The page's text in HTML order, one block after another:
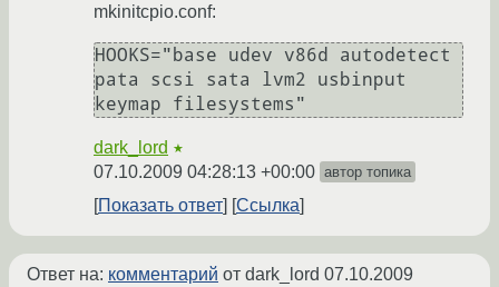
mkinitcpio.conf:
HOOKS="base udev v86d autodetect
pata scsi sata lvm2 usbinput
keymap filesystems"
dark_lord ★
07.10.2009 04:28:13 +00:00 автор топика
Показать ответ Ссылка
Ответ на: комментарий от dark_lord 07.10.2009